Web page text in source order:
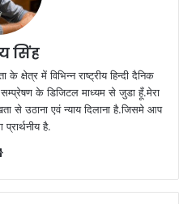
सिंह
क्षेत्र में विभिन्न राष्ट्रीय हिन्दी दैनिक
के डिजिटल माध्यम से जुडा हूँ.मेरा
से उठाना एवं न्याय दिलाना है.जिसमे आप
है.